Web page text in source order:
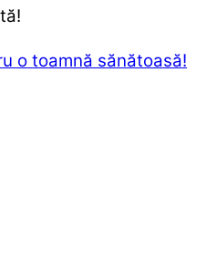
o toamnă sănătoasă!